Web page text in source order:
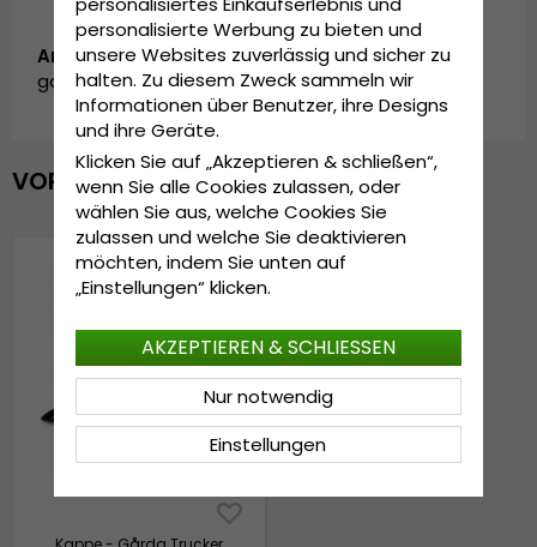
Artikelnummer:
garda.trucker.goteborg.green/black
VOR KURZEM ANGESEHEN
personalisierte Werbung zu bieten und
unsere Websites zuverlässig und sicher zu
halten. Zu diesem Zweck sammeln wir
Informationen über Benutzer, ihre Designs
und ihre Geräte.
Klicken Sie auf „Akzeptieren & schließen“,
wenn Sie alle Cookies zulassen, oder
wählen Sie aus, welche Cookies Sie
zulassen und welche Sie deaktivieren
möchten, indem Sie unten auf
„Einstellungen“ klicken.
Einstellungen
Nur notwendig
AKZEPTIEREN & SCHLIESSEN